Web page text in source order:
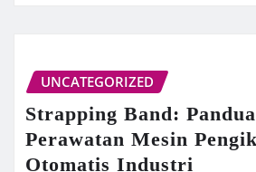
UNCATEGORIZED
Strapping Band:
Perawatan Mesin
Otomatis Industri